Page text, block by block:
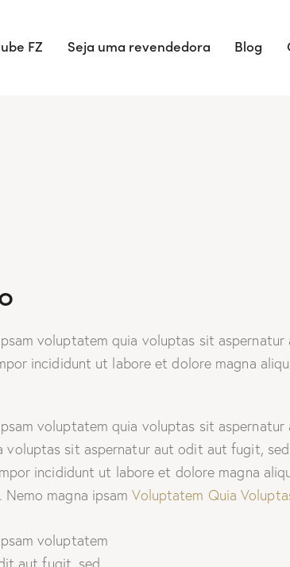
FZ Seja uma revendedora Blog
voluptatem quia voluptas sit
incididunt ut labore et dolore magna
voluptatem quia voluptas sit
voluptas sit aspernatur aut odit aut fugit,
incididunt ut labore et dolore magna
Nemo magna ipsamVoluptatem Quia
voluptatem